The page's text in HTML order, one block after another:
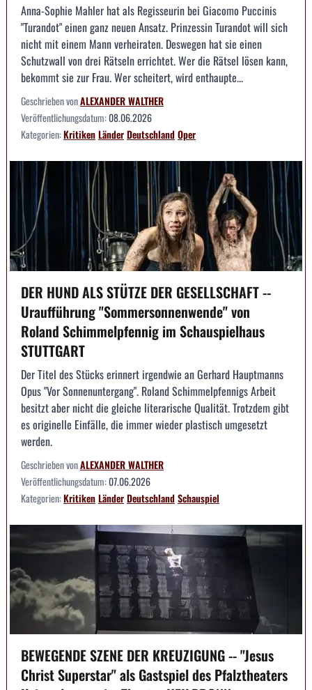
Anna-Sophie Mahler hat als Regisseurin bei Giacomo Puccinis
"Turandot" einen ganz neuen Ansatz. Prinzessin Turandot will sich
nicht mit einem Mann verheiraten. Deswegen hat sie einen
Schutzwall von drei Rätseln errichtet. Wer die Rätsel lösen kann,
bekommt sie zur Frau. Wer scheitert, wird enthaupte...
Geschrieben vonALEXANDER WALTHER
Veröffentlichungsdatum:08.06.2026
Kategorien:KritikenLänderDeutschlandOper
DER HUND ALS STÜTZE DER GESELLSCHAFT --
Uraufführung "Sommersonnenwende" von
Roland Schimmelpfennig im Schauspielhaus
STUTTGART
Der Titel des Stücks erinnert irgendwie an Gerhard Hauptmanns
Opus "Vor Sonnenuntergang". Roland Schimmelpfennigs Arbeit
besitzt aber nicht die gleiche literarische Qualität. Trotzdem gibt
es originelle Einfälle, die immer wieder plastisch umgesetzt
werden.
Geschrieben vonALEXANDER WALTHER
Veröffentlichungsdatum:07.06.2026
Kategorien:KritikenLänderDeutschlandSchauspiel
BEWEGENDE SZENE DER KREUZIGUNG -- "Jesus
Christ Superstar" als Gastspiel des Pfalztheaters